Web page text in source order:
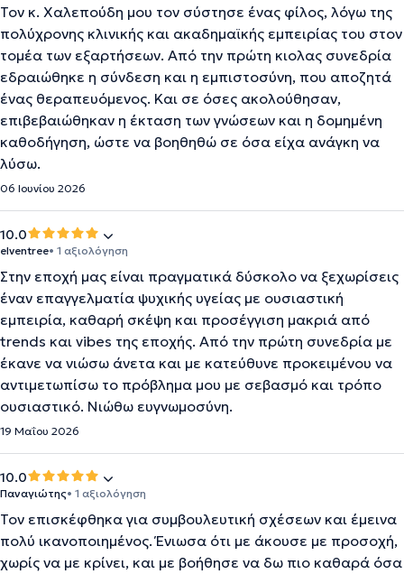
Τον κ. Χαλεπούδη μου τον σύστησε ένας φίλος, λόγω της
πολύχρονης κλινικής και ακαδημαϊκής εμπειρίας του στον
τομέα των εξαρτήσεων. Από την πρώτη κιολας συνεδρία
εδραιώθηκε η σύνδεση και η εμπιστοσύνη, που αποζητά
ένας θεραπευόμενος. Και σε όσες ακολούθησαν,
επιβεβαιώθηκαν η έκταση των γνώσεων και η δομημένη
καθοδήγηση, ώστε να βοηθηθώ σε όσα είχα ανάγκη να
λύσω.
06 Ιουνίου 2026
10.0
elventree• 1 αξιολόγηση
Στην εποχή μας είναι πραγματικά δύσκολο να ξεχωρίσεις
έναν επαγγελματία ψυχικής υγείας με ουσιαστική
εμπειρία, καθαρή σκέψη και προσέγγιση μακριά από
trends και vibes της εποχής. Από την πρώτη συνεδρία με
έκανε να νιώσω άνετα και με κατεύθυνε προκειμένου να
αντιμετωπίσω το πρόβλημα μου με σεβασμό και τρόπο
ουσιαστικό. Νιώθω ευγνωμοσύνη.
19 Μαΐου 2026
10.0
Παναγιώτης• 1 αξιολόγηση
Τον επισκέφθηκα για συμβουλευτική σχέσεων και έμεινα
πολύ ικανοποιημένος. Ένιωσα ότι με άκουσε με προσοχή,
χωρίς να με κρίνει, και με βοήθησε να δω πιο καθαρά όσα